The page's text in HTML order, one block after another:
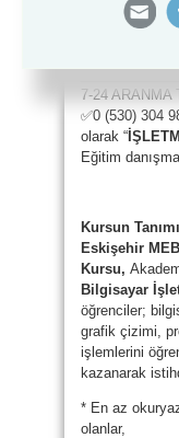
✅ 444 33 07
7-24
✅0 (530) 304
olarak “
Eğitim
Kursun Tanımı
Eskişehir
Kursu,
Bilgisayar
öğrenciler;
grafik çizimi,
işlemlerini
kazanarak
* En az
olanlar,